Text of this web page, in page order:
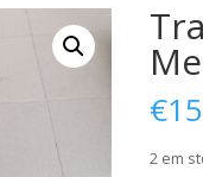
€
2 em